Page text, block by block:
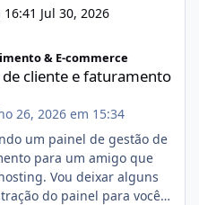
Jul 30, 2026
& E-commerce
cliente e faturamento
26, 2026 em 15:34
um painel de gestão de
para um amigo que
Vou deixar alguns
do painel para vocês